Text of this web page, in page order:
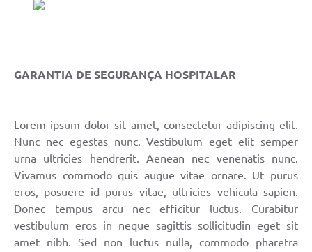
GARANTIA DE SEGURANÇA HOSPITALAR
Lorem ipsum dolor sit amet, consectetur adipiscing elit.
Nunc nec egestas nunc. Vestibulum eget elit semper
urna ultricies hendrerit. Aenean nec venenatis nunc.
Vivamus commodo quis augue vitae ornare. Ut purus
eros, posuere id purus vitae, ultricies vehicula sapien.
Donec tempus arcu nec efficitur luctus. Curabitur
vestibulum eros in neque sagittis sollicitudin eget sit
amet nibh. Sed non luctus nulla, commodo pharetra